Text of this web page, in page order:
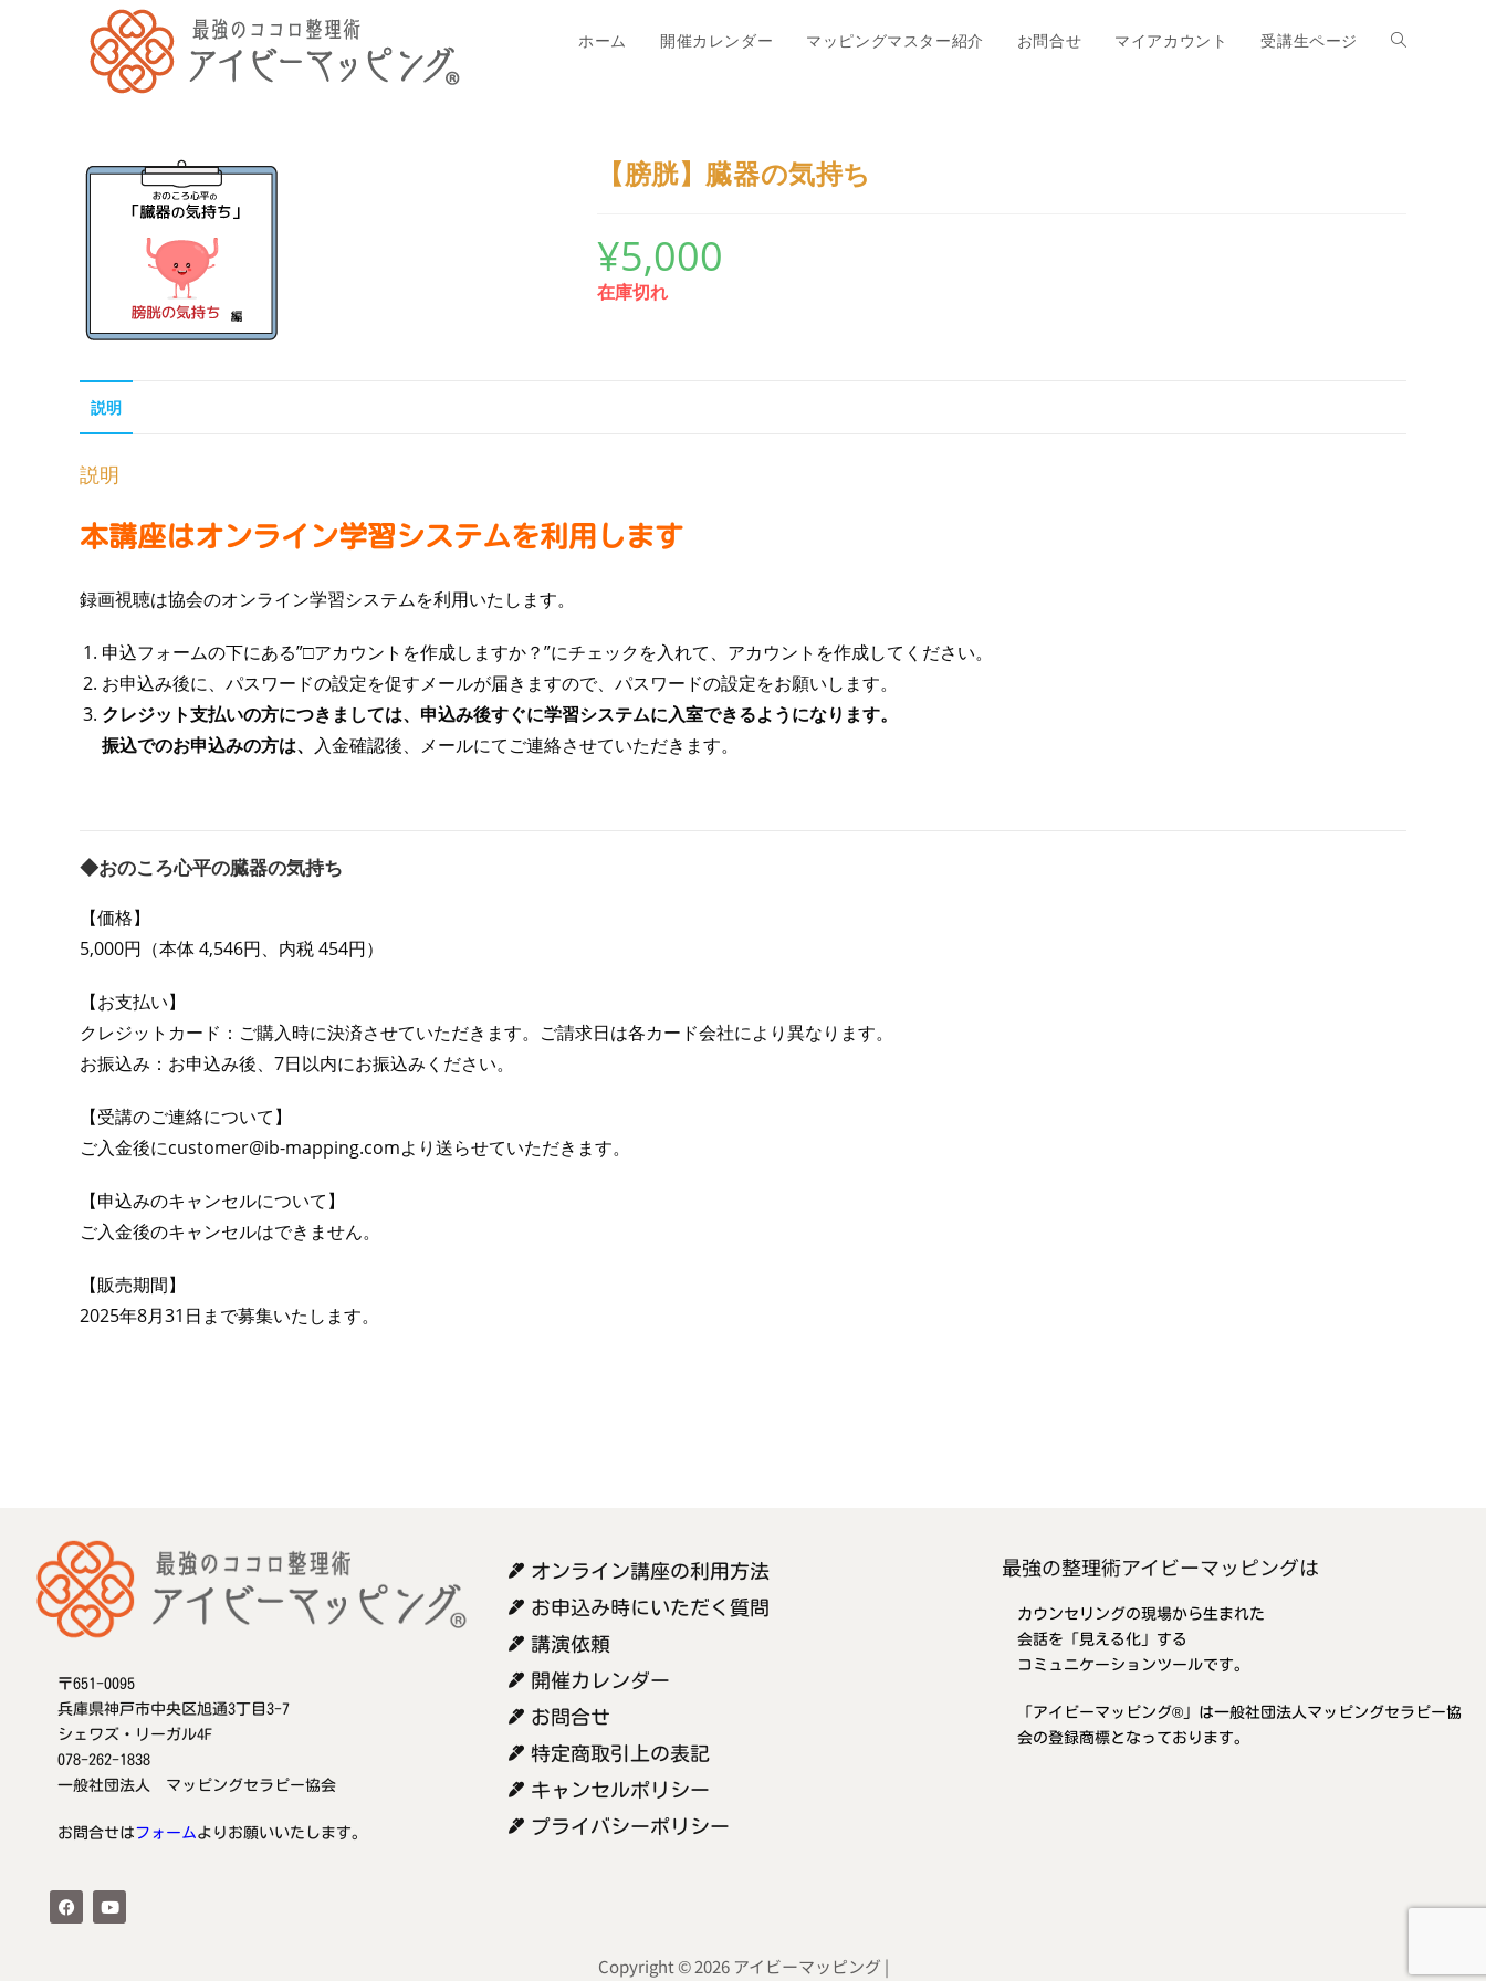
ホーム 開催カレンダー マッピングマスター紹介 お問合せ マイアカウント 受講生ページ
【膀胱】臓器の気持ち
¥5,000
在庫切れ
説明
説明
本講座はオンライン学習システムを利用します
録画視聴は協会のオンライン学習システムを利用いたします。
申込フォームの下にある”□アカウントを作成しますか？”にチェックを入れて、アカウントを作成してください。
お申込み後に、パスワードの設定を促すメールが届きますので、パスワードの設定をお願いします。
クレジット支払いの方につきましては、申込み後すぐに学習システムに入室できるようになります。
振込でのお申込みの方は、 入金確認後、メールにてご連絡させていただきます。
◆おのころ心平の臓器の気持ち
【価格】
5,000円（本体 4,546円、内税 454円）
【お支払い】
クレジットカード：ご購入時に決済させていただきます。ご請求日は各カード会社により異なります。
お振込み：お申込み後、7日以内にお振込みください。
【受講のご連絡について】
ご入金後にcustomer@ib-mapping.comより送らせていただきます。
【申込みのキャンセルについて】
ご入金後のキャンセルはできません。
【販売期間】
2025年8月31日まで募集いたします。
〒651-0095
兵庫県神戸市中央区旭通3丁目3-7
シェワズ・リーガル4F
078-262-1838
一般社団法人 マッピングセラピー協会
お問合せはフォームよりお願いいたします。
オンライン講座の利用方法
お申込み時にいただく質問
講演依頼
開催カレンダー
お問合せ
特定商取引上の表記
キャンセルポリシー
プライバシーポリシー
最強の整理術アイビーマッピングは
カウンセリングの現場から生まれた
会話を「見える化」する
コミュニケーションツールです。
「アイビーマッピング®」は一般社団法人マッピングセラピー協
会の登録商標となっております。
Copyright © 2026 アイビーマッピング |